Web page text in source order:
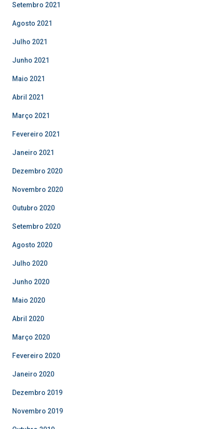
Setembro 2021
Agosto 2021
Julho 2021
Junho 2021
Maio 2021
Abril 2021
Março 2021
Fevereiro 2021
Janeiro 2021
Dezembro 2020
Novembro 2020
Outubro 2020
Setembro 2020
Agosto 2020
Julho 2020
Junho 2020
Maio 2020
Abril 2020
Março 2020
Fevereiro 2020
Janeiro 2020
Dezembro 2019
Novembro 2019